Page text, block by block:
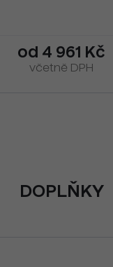
od 4 961 Kč
včetně DPH
DOPLŇKY